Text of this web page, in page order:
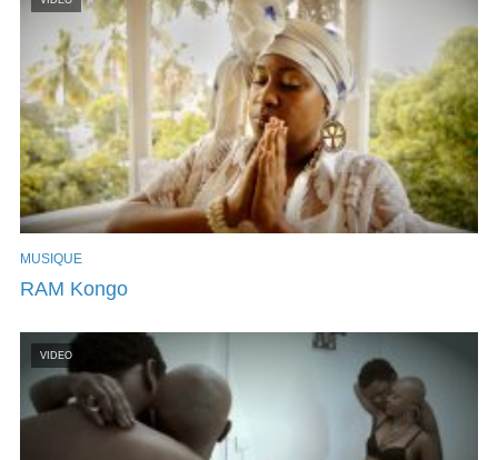
MUSIQUE
RAM Kongo
VIDEO